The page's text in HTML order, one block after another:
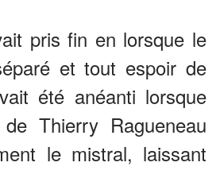
pris fin en lorsque le
et tout espoir de
été anéanti lorsque
Thierry Ragueneau
le mistral, laissant